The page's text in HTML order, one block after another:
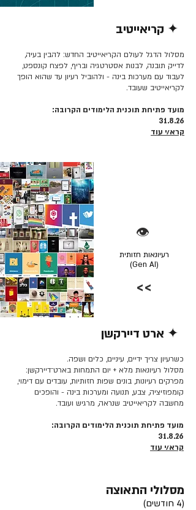
✦ קריאייטיב
מסלול הדגל לעולם הקריאייטיב החדש: להבין בעיה,
לדייק תובנה, לבנות אסטרטגיה ובריף, לפצח קונספט,
לעבוד עם מערכות בינה - ולהוביל רעיון עד שהוא הופך
לקריאייטיב שעובד.
מועד פתיחת תוכנית הלימודים הקרובה:
31.8.26
קרא/י עוד
👁️
רעיונאות חזותית
(Gen AI)
>>
✦ ארט דיירקשן
כשרעיון צריך ידיים, עיניים, כלים ושפה.
מסלול רעיונאות מלא + יום התמחות בארט־דיירקשן:
מפרקים רעיונות, בונים שפות חזותיות, עובדים עם דימוי,
קומפוזיציה, צבע, תנועה ומערכות בינה - והופכים
מחשבה לקריאייטיב שנראה, מרגיש ועובד.
מועד פתיחת תוכנית הלימודים הקרובה:
31.8.26
קרא/י עוד
מסלולי התאוצה
(4 חודשים)